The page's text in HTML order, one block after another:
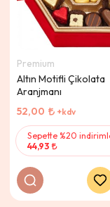
Premium
Altın Motifli Çikolata
Aranjmanı
52,00
+kdv
Sepette %20
44,93